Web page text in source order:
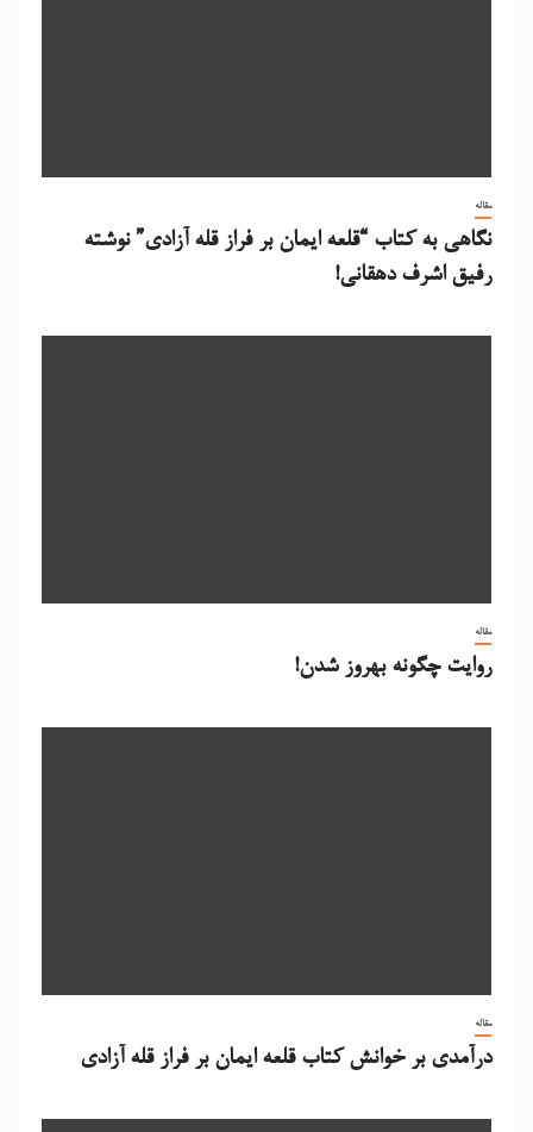
مقاله
نگاهی به کتاب “قلعه ایمان بر فراز قله آزادی” نوشته
رفیق اشرف دهقانی!
مقاله
روایت چگونه بهروز شدن!
مقاله
درآمدی بر خوانش کتاب قلعه ایمان بر فراز قله آزادی